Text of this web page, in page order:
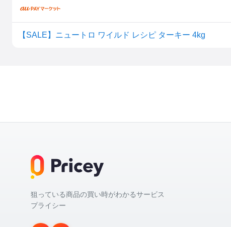
【SALE】ニュートロ ワイルド レシピ ターキー 4kg
狙っている商品の買い時がわかるサービス
プライシー